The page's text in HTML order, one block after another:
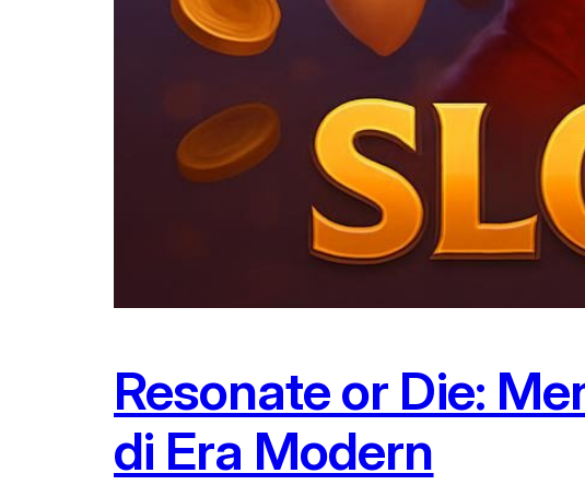
Resonate or Die:
di Era Modern